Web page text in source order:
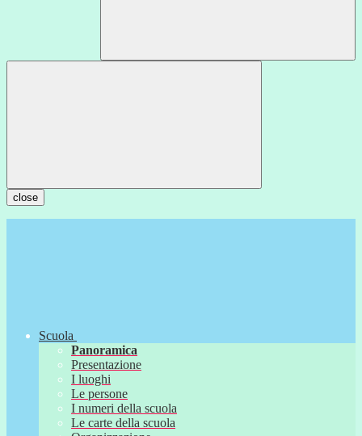
close
Scuola
Panoramica
Presentazione
I luoghi
Le persone
I numeri della scuola
Le carte della scuola